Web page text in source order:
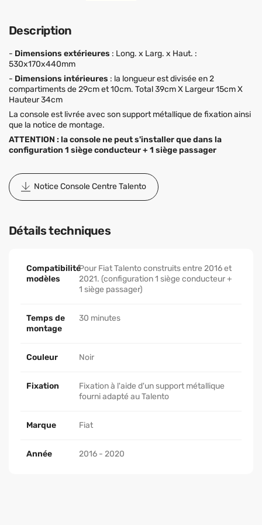
Description
- Dimensions extérieures : Long. x Larg. x Haut. :
530x170x440mm
- Dimensions intérieures : la longueur est divisée en 2
compartiments de 29cm et 10cm. Total 39cm X Largeur 15cm X
Hauteur 34cm
La console est livrée avec son support métallique de fixation ainsi
que la notice de montage.
ATTENTION : la console ne peut s'installer que dans la
configuration 1 siège conducteur + 1 siège passager
Notice Console Centre Talento
Détails techniques
Compatibilité
modèles
Pour Fiat Talento construits entre 2016 et
2021. (configuration 1 siège conducteur +
1 siège passager)
Temps de
montage
30 minutes
Couleur Noir
Fixation
Fixation à l'aide d'un support métallique
fourni adapté au Talento
Marque Fiat
Année 2016 - 2020